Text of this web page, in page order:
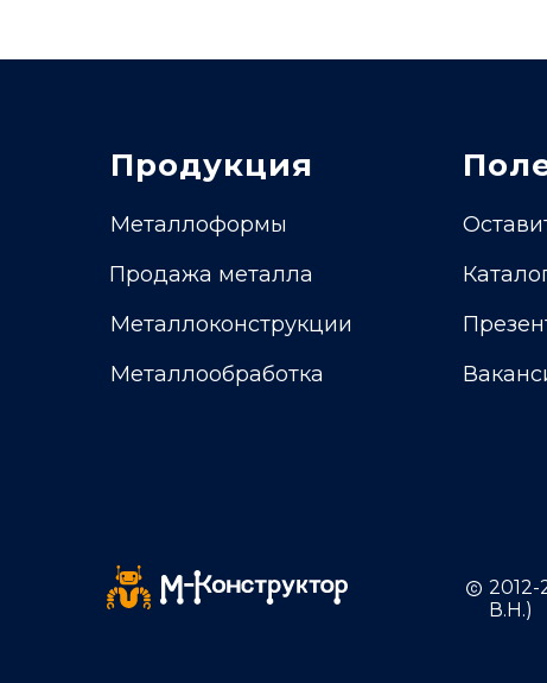
В.Н.)
Продукция
Продажа металла
Металлообработка
Металлоформы
Металлоконструкции